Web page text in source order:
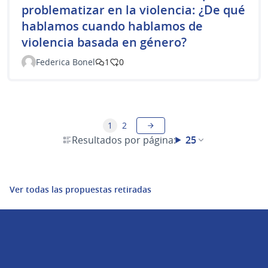
problematizar en la violencia: ¿De qué
hablamos cuando hablamos de
violencia basada en género?
Federica Bonel 1 0
Resultados por página: 25
1 2
Ver todas las propuestas retiradas